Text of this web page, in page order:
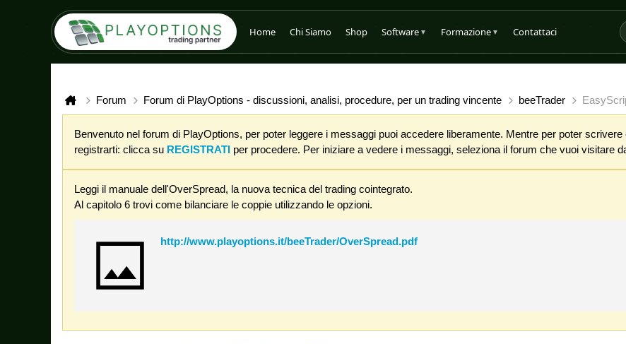
Home Chi Siamo Shop Software ▼ Formazione ▼ Contattaci
Forum Forum di PlayOptions - discussioni, analisi, procedure, per un trading vincente beeTrader
Benvenuto nel forum di PlayOptions, per poter leggere i messaggi puoi accedere liberamente. Mentre per poter
registrarti: clicca su REGISTRATI per procedere. Per iniziare a vedere i messaggi, seleziona il forum che vuoi visitare
Leggi il manuale dell'OverSpread, la nuova tecnica del trading cointegrato.
Al capitolo 6 trovi come bilanciare le coppie utilizzando le opzioni.
http://www.playoptions.it/beeTrader/OverSpread.pdf